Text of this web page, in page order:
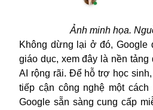
Ảnh minh họa.
Không dừng lại ở đó, Google
giáo dục, xem đây là nền tảng
AI rộng rãi. Để hỗ trợ học
tiếp cận công nghệ một
Google sẵn sàng cung cấp